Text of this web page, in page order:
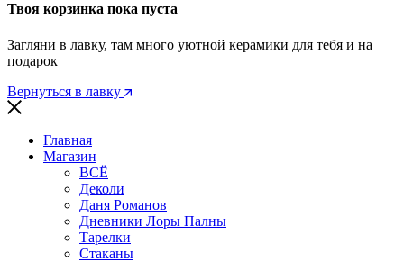
Твоя корзинка пока пуста
Загляни в лавку, там много уютной керамики для тебя и на
подарок
Вернуться в лавку
Главная
Магазин
ВСЁ
Деколи
Даня Романов
Дневники Лоры Палны
Тарелки
Стаканы